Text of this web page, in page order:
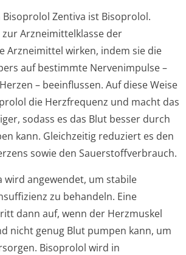
Zentiva ist Bisoprolol.
Arzneimittelklasse der
Arzneimittel wirken, indem sie die
auf bestimmte Nervenimpulse –
– beeinflussen. Auf diese Weise
die Herzfrequenz und macht das
sodass es das Blut besser durch
kann. Gleichzeitig reduziert es den
sowie den Sauerstoffver­brauch.
wird angewendet, um stabile
zu behandeln. Eine
dann auf, wenn der Herzmuskel
nicht genug Blut pumpen kann, um
Bisoprolol wird in